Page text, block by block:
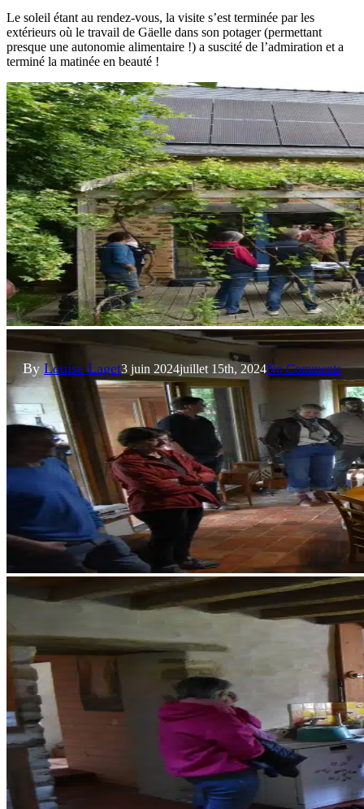
Accompagnement rénovation publique Actualités
Visiter une maison et échanger
avec les propriétaires pour
s’inspirer et comprendre les
enjeux de la rénovation
énergétique | EPISODE 2
By Louise Laget3 juin 2024juillet 15th, 2024No Comments
Le soleil étant au rendez-vous, la visite s’est terminée par les
extérieurs où le travail de Gäelle dans son potager (permettant
presque une autonomie alimentaire !) a suscité de l’admiration et a
terminé la matinée en beauté !